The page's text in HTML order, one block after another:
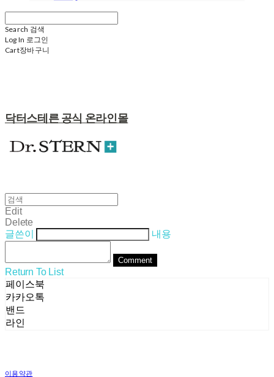
Search 검색
Log In 로그인
Cart장바구니
닥터스테른 공식 온라인몰
Edit
Delete
글쓴이
내용
Comment
Return To List
페이스북
카카오톡
밴드
라인
이용약관